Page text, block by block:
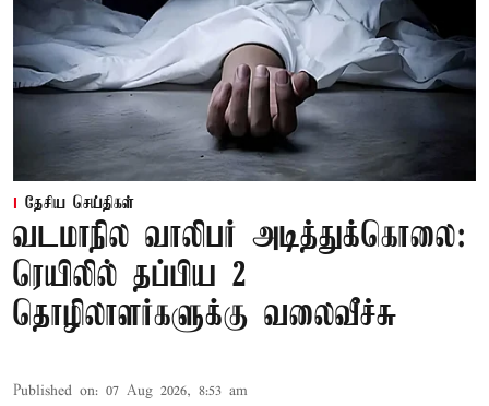
தேசிய செய்திகள்
வடமாநில வாலிபர் அடித்துக்கொலை:
ரெயிலில் தப்பிய 2
தொழிலாளர்களுக்கு வலைவீச்சு
Published on: 07 Aug 2026, 8:53 am